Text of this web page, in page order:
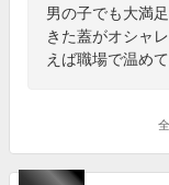
男の子でも大満
きた蓋がオシャ
えば職場で温め